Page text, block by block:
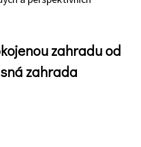
zahradu od
zahrada